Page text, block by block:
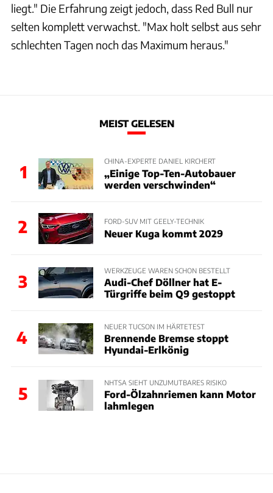
liegt." Die Erfahrung zeigt jedoch, dass Red Bull nur
selten komplett verwachst. "Max holt selbst aus sehr
schlechten Tagen noch das Maximum heraus."
MEIST GELESEN
1
CHINA-EXPERTE DANIEL KIRCHERT
„Einige Top-Ten-Autobauer
werden verschwinden“
2 FORD-SUV MIT GEELY-TECHNIK
Neuer Kuga kommt 2029
3
WERKZEUGE WAREN SCHON BESTELLT
Audi-Chef Döllner hat E-
Türgriffe beim Q9 gestoppt
4
NEUER TUCSON IM HÄRTETEST
Brennende Bremse stoppt
Hyundai-Erlkönig
5
NHTSA SIEHT UNZUMUTBARES RISIKO
Ford-Ölzahnriemen kann Motor
lahmlegen